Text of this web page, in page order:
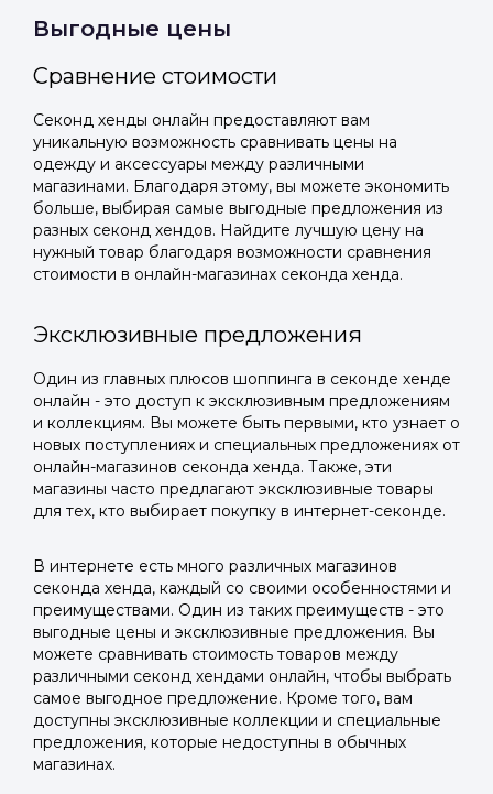
профиль
Мы отправим код для входа на ваш
номер телефона.
Телефон
Отправить код
Подать заявку
Отправьте заявку через мессенджер-бот — магазины
увидят её и пришлют предложения. Фото, описание и
AI-оценка прямо в чате.
Telegram
ВКонтакте
или подайте через форму на сайте
Подать заявку
Отправьте заявку через мессенджер-бот — магазины
увидят её и пришлют предложения. Фото, описание и
AI-оценка прямо в чате.
Telegram
ВКонтакте
или подайте через форму на сайте
Выгодные цены
Сравнение стоимости
Секонд хенды онлайн предоставляют вам
уникальную возможность сравнивать цены на
одежду и аксессуары между различными
магазинами. Благодаря этому, вы можете экономить
больше, выбирая самые выгодные предложения из
разных секонд хендов. Найдите лучшую цену на
нужный товар благодаря возможности сравнения
стоимости в онлайн-магазинах секонда хенда.
Эксклюзивные предложения
Один из главных плюсов шоппинга в секонде хенде
онлайн - это доступ к эксклюзивным предложениям
и коллекциям. Вы можете быть первыми, кто узнает о
новых поступлениях и специальных предложениях от
онлайн-магазинов секонда хенда. Также, эти
магазины часто предлагают эксклюзивные товары
для тех, кто выбирает покупку в интернет-секонде.
В интернете есть много различных магазинов
секонда хенда, каждый со своими особенностями и
преимуществами. Один из таких преимуществ - это
выгодные цены и эксклюзивные предложения. Вы
можете сравнивать стоимость товаров между
различными секонд хендами онлайн, чтобы выбрать
самое выгодное предложение. Кроме того, вам
доступны эксклюзивные коллекции и специальные
предложения, которые недоступны в обычных
магазинах.